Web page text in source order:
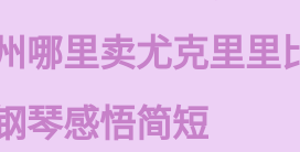
哪里卖尤克里里
琴感悟简短